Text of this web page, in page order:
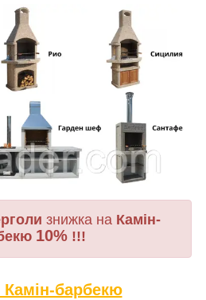
знижка на Камін-
10%!!!
Камін-барбекю